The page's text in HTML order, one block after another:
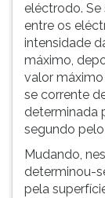
eléctrodo.
entre os
intensidade
máximo,
valor
se corrente
determinada
segundo
Mudando,
determinou-
pela